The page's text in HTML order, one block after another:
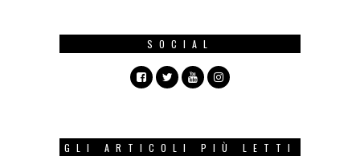
SOCIAL
GLI ARTICOLI PIÙ LETTI